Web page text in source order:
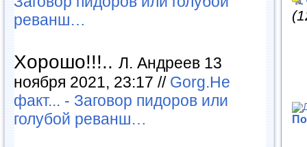
реванш…
Хорошо!!!.. Л. Андреев 13
ноября 2021, 23:17 // Gorg.Не
факт... - Заговор пидоров или
голубой реванш…